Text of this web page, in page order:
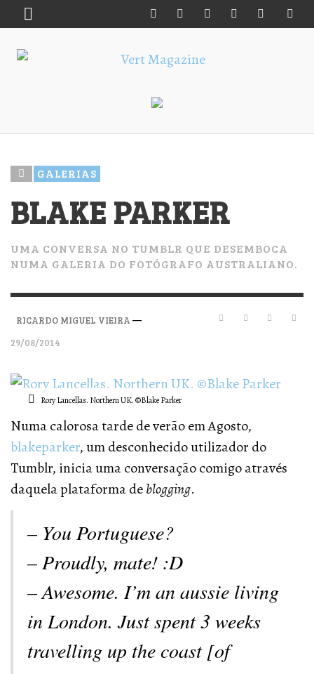
GALERIAS
BLAKE PARKER
UMA CONVERSA NO TUMBLR QUE DESEMBOCA
NUMA GALERIA DO FOTÓGRAFO AUSTRALIANO.
RICARDO MIGUEL VIEIRA —
29/08/2014
Rory Lancellas. Northern UK. ©Blake Parker
Numa calorosa tarde de verão em Agosto,
blakeparker, um desconhecido utilizador do
Tumblr, inicia uma conversação comigo através
daquela plataforma deblogging.
– You Portuguese?
– Proudly, mate! :D
– Awesome. I’m an aussie living
in London. Just spent 3 weeks
travelling up the coast [of